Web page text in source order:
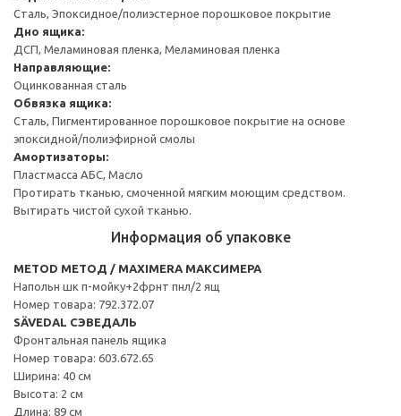
Сталь, Эпоксидное/полиэстерное порошковое покрытие
Дно ящика:
ДСП, Меламиновая пленка, Меламиновая пленка
Направляющие:
Оцинкованная сталь
Обвязка ящика:
Сталь, Пигментированное порошковое покрытие на основе
эпоксидной/полиэфирной смолы
Амортизаторы:
Пластмасса АБС, Масло
Протирать тканью, смоченной мягким моющим средством.
Вытирать чистой сухой тканью.
Информация об упаковке
METOD МЕТОД / MAXIMERA МАКСИМЕРА
Напольн шк п-мойку+2фрнт пнл/2 ящ
Номер товара: 792.372.07
SÄVEDAL СЭВЕДАЛЬ
Фронтальная панель ящика
Номер товара: 603.672.65
Ширина: 40 см
Высота: 2 см
Длина: 89 см